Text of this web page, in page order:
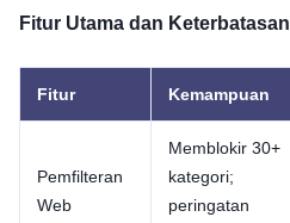
Fitur Utama dan Keterbatasan
Fitur Kemampuan
Pemfilteran
Web
Memblokir 30+
kategori;
peringatan